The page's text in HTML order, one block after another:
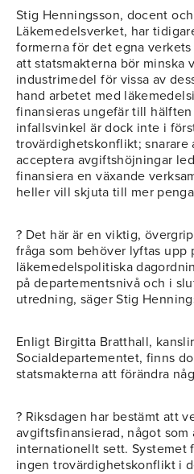
Stig Henningsson, docent
Läkemedelsverket, har
formerna för det egna
att statsmakterna bör minska
industrimedel för vissa av
hand arbetet med
finansieras ungefär till
infallsvinkel är dock inte i
trovärdighetskonflikt;
acceptera avgiftshöjningar
finansiera en växande
heller vill skjuta till mer
? Det här är en viktig,
fråga som behöver lyftas upp
läkemedelspolitiska
på departementsnivå och i
utredning, säger Stig
Enligt Birgitta Bratthall,
Socialdepartementet, finns
statsmakterna att förändra
? Riksdagen har bestämt att
avgiftsfinansierad, något
internationellt sett. Systemet
ingen trovärdighetskonflikt i